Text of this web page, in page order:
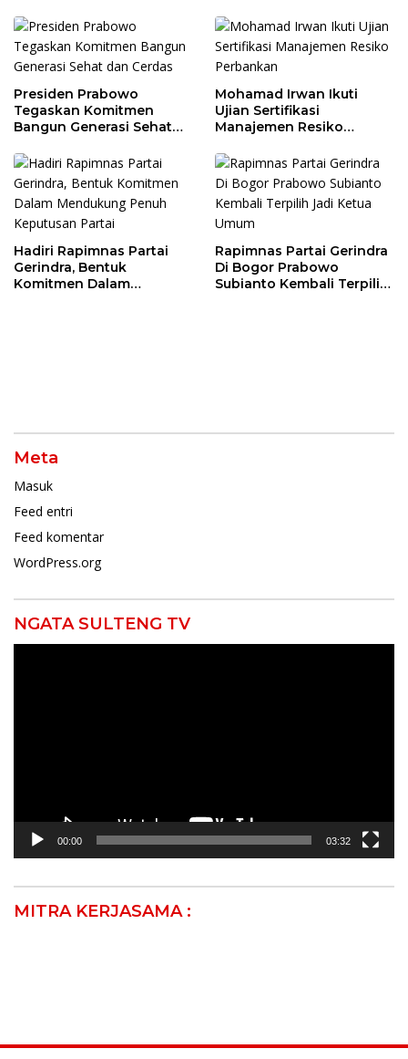
Perekonomian Daerah
Presiden Prabowo
Tegaskan Komitmen
Bangun Generasi Sehat
Mohamad Irwan Ikuti
Ujian Sertifikasi
Manajemen Resiko
Hadiri Rapimnas Partai
Gerindra, Bentuk
Komitmen Dalam
Rapimnas Partai Gerindra
Di Bogor Prabowo
Subianto Kembali Terpilih
Meta
Masuk
Feed entri
Feed komentar
WordPress.org
NGATA SULTENG TV
00:00 03:32
MITRA KERJASAMA :